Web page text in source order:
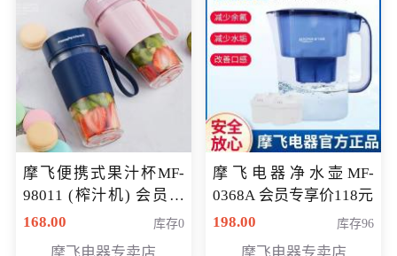
摩飞便携式果汁杯MF-
98011 (榨汁机) 会员专
享价138元
168.00 库存0
摩飞电器净水壶MF-
0368A 会员专享价118元
198.00
库存96